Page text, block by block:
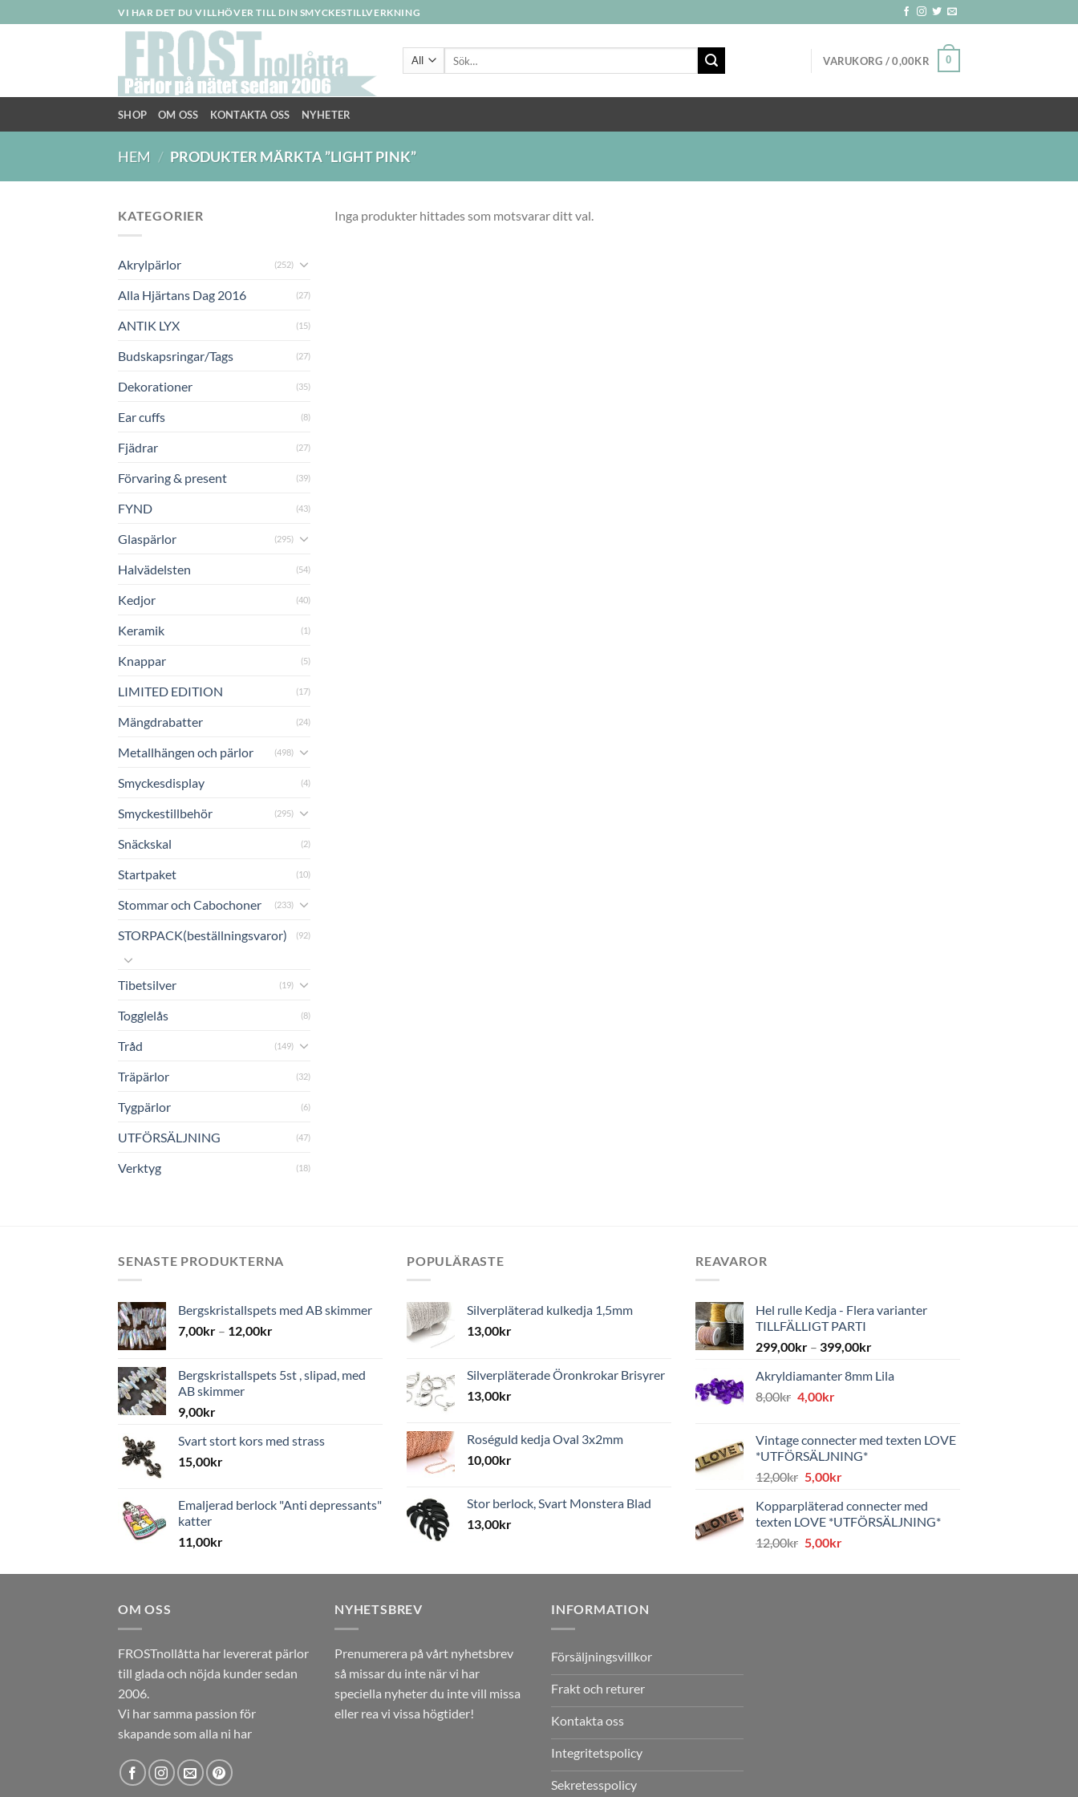
to
VI HAR DET DU VILLHÖVER TILL DIN SMYCKESTILLVERKNING
VARUKORG /0,00KR 0
SHOP OM OSS KONTAKTA OSS NYHETER
HEM / PRODUKTER MÄRKTA ”LIGHT PINK”
KATEGORIER
Akrylpärlor (252)
Alla Hjärtans Dag 2016 (27)
ANTIK LYX (15)
Budskapsringar/Tags (27)
Dekorationer (35)
Ear cuffs (8)
Fjädrar (27)
Förvaring & present (39)
FYND (43)
Glaspärlor (295)
Halvädelsten (54)
Kedjor (40)
Keramik (1)
Knappar (5)
LIMITED EDITION (17)
Mängdrabatter (24)
Metallhängen och pärlor (498)
Smyckesdisplay (4)
Smyckestillbehör (295)
Snäckskal (2)
Startpaket (10)
Stommar och Cabochoner (233)
STORPACK(beställningsvaror) (92)
Tibetsilver (19)
Togglelås (8)
Tråd (149)
Träpärlor (32)
Tygpärlor (6)
UTFÖRSÄLJNING (47)
Verktyg (18)
Inga produkter hittades som motsvarar ditt val.
SENASTE PRODUKTERNA
Bergskristallspets med AB skimmer
7,00kr – 12,00kr
Bergskristallspets 5st , slipad, med
AB skimmer
9,00kr
Svart stort kors med strass
15,00kr
Emaljerad berlock "Anti depressants"
katter
11,00kr
POPULÄRASTE
Silverpläterad kulkedja 1,5mm
13,00kr
Silverpläterade Öronkrokar Brisyrer
13,00kr
Roséguld kedja Oval 3x2mm
10,00kr
Stor berlock, Svart Monstera Blad
13,00kr
REAVAROR
Hel rulle Kedja - Flera varianter
TILLFÄLLIGT PARTI
299,00kr – 399,00kr
Akryldiamanter 8mm Lila
8,00kr Det
var:
8,00kr.
4,00krDet
är:
4,00kr.
Vintage connecter med texten LOVE
*UTFÖRSÄLJNING*
12,00kr Det
priset
var:
12,00kr.
5,00krDet
priset
är:
5,00kr.
Kopparpläterad connecter med
texten LOVE *UTFÖRSÄLJNING*
12,00kr Det
priset
5,00krDet
priset
OM OSS
FROSTnollåtta har levererat pärlor
till glada och nöjda kunder sedan
2006.
Vi har samma passion för
skapande som alla ni har
NYHETSBREV
Prenumerera på vårt nyhetsbrev
så missar du inte när vi har
speciella nyheter du inte vill missa
eller rea vi vissa högtider!
INFORMATION
Försäljningsvillkor
Frakt och returer
Kontakta oss
Integritetspolicy
Sekretesspolicy